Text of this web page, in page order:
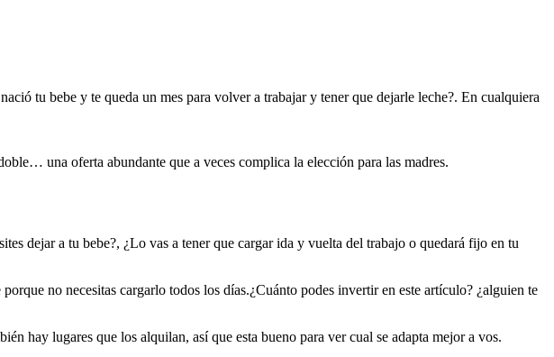
tu bebe y te queda un mes para volver a trabajar y tener que dejarle leche?. En cualquiera
una oferta abundante que a veces complica la elección para las madres.
dejar a tu bebe?, ¿Lo vas a tener que cargar ida y vuelta del trabajo o quedará fijo en tu
no necesitas cargarlo todos los días.¿Cuánto podes invertir en este artículo? ¿alguien te
hay lugares que los alquilan, así que esta bueno para ver cual se adapta mejor a vos.